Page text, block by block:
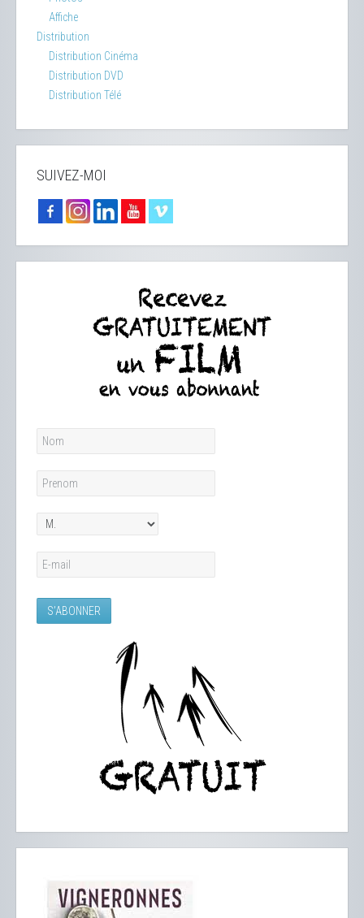
Affiche
Distribution
Distribution Cinéma
Distribution DVD
Distribution Télé
SUIVEZ-MOI